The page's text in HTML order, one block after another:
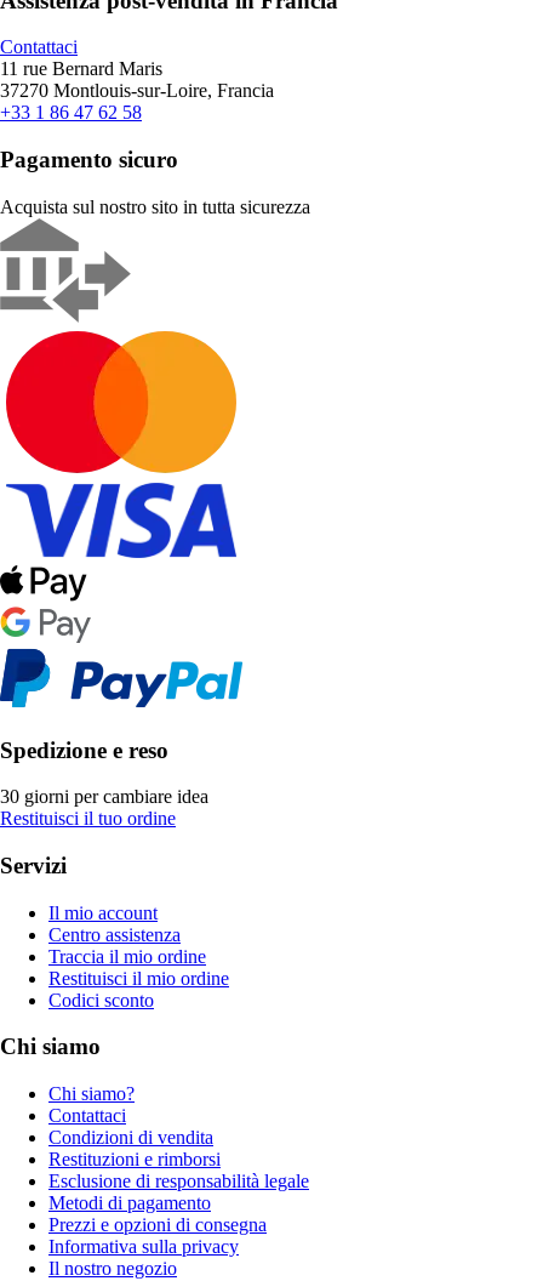
Contattaci
11 rue Bernard Maris
37270 Montlouis-sur-Loire, Francia
+33 1 86 47 62 58
Pagamento sicuro
Acquista sul nostro sito in tutta sicurezza
Spedizione e reso
30 giorni per cambiare idea
Restituisci il tuo ordine
Servizi
Il mio account
Centro assistenza
Traccia il mio ordine
Restituisci il mio ordine
Codici sconto
Chi siamo
Chi siamo?
Contattaci
Condizioni di vendita
Restituzioni e rimborsi
Esclusione di responsabilità legale
Metodi di pagamento
Prezzi e opzioni di consegna
Informativa sulla privacy
Il nostro negozio